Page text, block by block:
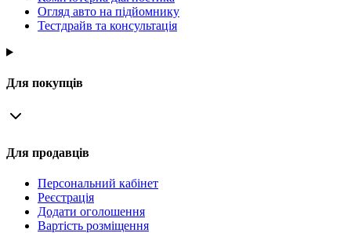
Огляд авто на підйомнику
Тестдрайв та консультація
Для покупців
Для продавців
Персональний кабінет
Реєстрація
Додати оголошення
Вартість розміщення